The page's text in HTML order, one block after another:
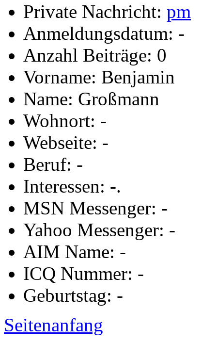
Private Nachricht: pm
Anmeldungsdatum: -
Anzahl Beiträge: 0
Vorname: Benjamin
Name: Großmann
Wohnort: -
Webseite: -
Beruf: -
Interessen: -.
MSN Messenger: -
Yahoo Messenger: -
AIM Name: -
ICQ Nummer: -
Geburtstag: -
Seitenanfang